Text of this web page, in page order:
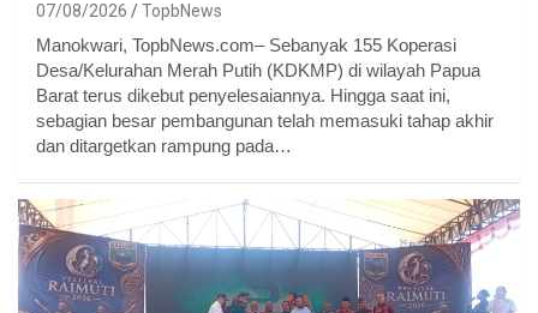
07/08/2026 TopbNews
Manokwari, TopbNews.com– Sebanyak 155 Koperasi
Desa/Kelurahan Merah Putih (KDKMP) di wilayah Papua
Barat terus dikebut penyelesaiannya. Hingga saat ini,
sebagian besar pembangunan telah memasuki tahap akhir
dan ditargetkan rampung pada…